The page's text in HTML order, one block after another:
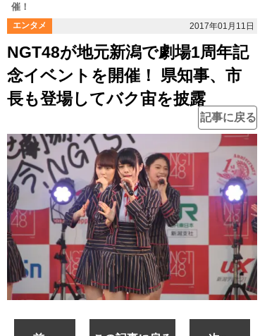
催！
エンタメ 2017年01月11日
NGT48が地元新潟で劇場1周年記
念イベントを開催！ 県知事、市
長も登場してバク宙を披露
記事に戻る